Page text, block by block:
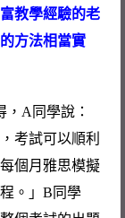
教學經驗的老
方法相當實
A同學說：
考試可以順利
個月雅思模擬
。」B同學